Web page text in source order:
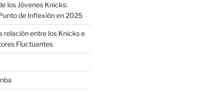
los Jóvenes Knicks:
de Inflexión en 2025
relación entre los Knicks e
Fluctuantes